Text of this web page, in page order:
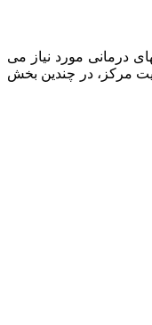
بخشهای درمانی مورد نیاز می
مرکز، در چندین بخش